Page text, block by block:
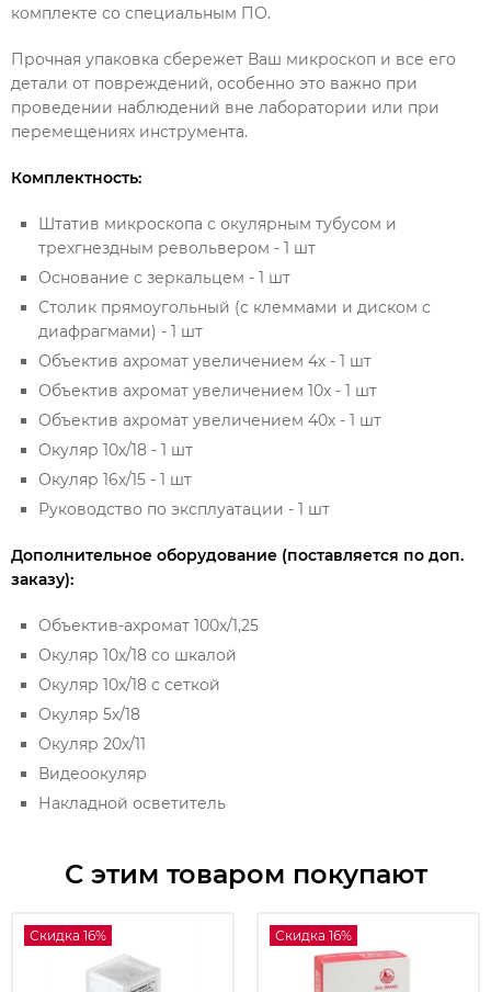
комплекте со специальным ПО.
Прочная упаковка сбережет Ваш микроскоп и все его
детали от повреждений, особенно это важно при
проведении наблюдений вне лаборатории или при
перемещениях инструмента.
Комплектность:
Штатив микроскопа с окулярным тубусом и
трехгнездным револьвером - 1 шт
Основание с зеркальцем - 1 шт
Столик прямоугольный (с клеммами и диском с
диафрагмами) - 1 шт
Объектив ахромат увеличением 4х - 1 шт
Объектив ахромат увеличением 10х - 1 шт
Объектив ахромат увеличением 40х - 1 шт
Окуляр 10х/18 - 1 шт
Окуляр 16х/15 - 1 шт
Руководство по эксплуатации - 1 шт
Дополнительное оборудование (поставляется по доп.
заказу):
Объектив-ахромат 100х/1,25
Окуляр 10х/18 со шкалой
Окуляр 10х/18 с сеткой
Окуляр 5х/18
Окуляр 20х/11
Видеоокуляр
Накладной осветитель
С этим товаром покупают
Скидка 16% Скидка 16%